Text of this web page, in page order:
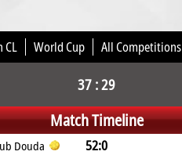
CL World Cup All Competitions
37 : 29
Match Timeline
Douda 52:0